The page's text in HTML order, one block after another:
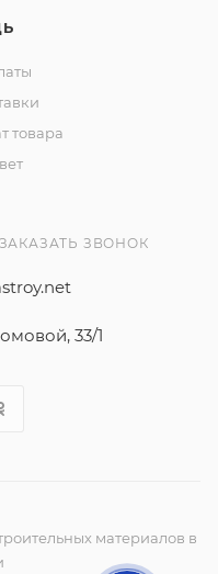
товара
ЗАКАЗАТЬ ЗВОНОК
33/1
материалов в